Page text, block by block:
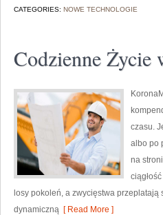
CATEGORIES: NOWE TECHNOLOGIE
Codzienne Życie
czasu.
albo po
na
losy pokoleń, a zwycięstwa
dynamiczną [ Read More ]